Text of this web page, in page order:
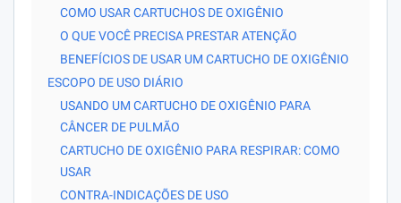
COMO USAR CARTUCHOS DE OXIGÊNIO
O QUE VOCÊ PRECISA PRESTAR ATENÇÃO
BENEFÍCIOS DE USAR UM CARTUCHO DE OXIGÊNIO
ESCOPO DE USO DIÁRIO
USANDO UM CARTUCHO DE OXIGÊNIO PARA
CÂNCER DE PULMÃO
CARTUCHO DE OXIGÊNIO PARA RESPIRAR: COMO
USAR
CONTRA-INDICAÇÕES DE USO